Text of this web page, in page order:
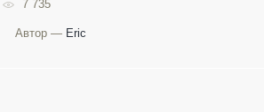
7 735
Автор — Eric